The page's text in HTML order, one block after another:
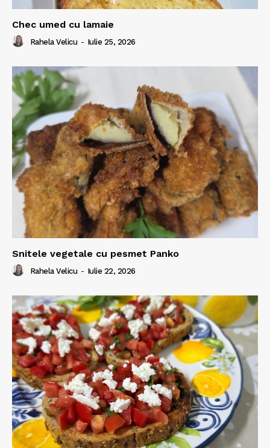
Chec umed cu lamaie
Rahela Velicu - Iulie 25, 2026
Snitele vegetale cu pesmet Panko
Rahela Velicu - Iulie 22, 2026